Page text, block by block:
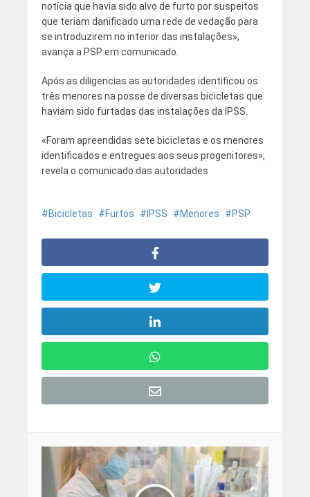
notícia que havia sido alvo de furto por suspeitos
que teriam danificado uma rede de vedação para
se introduzirem no interior das instalações»,
avança a PSP em comunicado.
Após as diligencias as autoridades identificou os
três menores na posse de diversas bicicletas que
haviam sido furtadas das instalações da IPSS.
«Foram apreendidas sete bicicletas e os menores
identificados e entregues aos seus progenitores»,
revela o comunicado das autoridades
Bicicletas Furtos IPSS Menores PSP